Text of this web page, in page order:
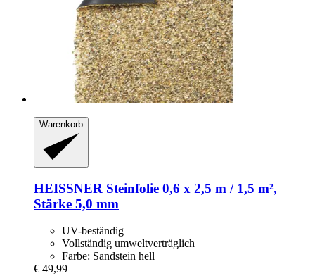
Warenkorb
HEISSNER Steinfolie 0,6 x 2,5 m / 1,5 m²,
Stärke 5,0 mm
UV-beständig
Vollständig umweltverträglich
Farbe: Sandstein hell
€ 49,99